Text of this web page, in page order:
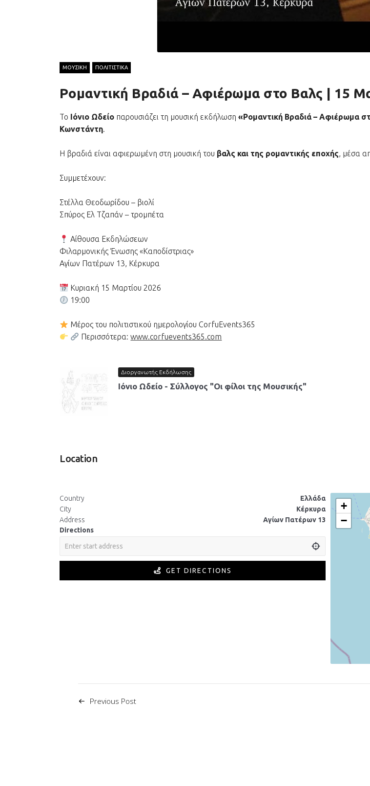
ΜΟΥΣΙΚΗ ΠΟΛΙΤΙΣΤΙΚΑ
Ρομαντική Βραδιά – Αφιέρωμα στο Βαλς | 15
Το Ιόνιο Ωδείο παρουσιάζει τη μουσική εκδήλωση «Ρομαντική Βραδιά – Αφιέρωμα
Κωνστάντη.
Η βραδιά είναι αφιερωμένη στη μουσική του βαλς και της ρομαντικής εποχής, μέσα
Συμμετέχουν:
Στέλλα Θεοδωρίδου – βιολί
Σπύρος Ελ Τζαπάν – τρομπέτα
Αίθουσα Εκδηλώσεων
Φιλαρμονικής Ένωσης «Καποδίστριας»
Αγίων Πατέρων 13, Κέρκυρα
Κυριακή 15 Μαρτίου 2026
19:00
Μέρος του πολιτιστικού ημερολογίου CorfuEvents365
Περισσότερα:www.corfuevents365.com
Διοργανωτής Εκδήλωσης
Ιόνιο Ωδείο - Σύλλογος "Οι φίλοι της Μουσικής"
Location
Country
Ελλάδα
City
Κέρκυρα
Address
Αγίων Πατέρων 13
Directions
GET DIRECTIONS
+
−
Previous Post